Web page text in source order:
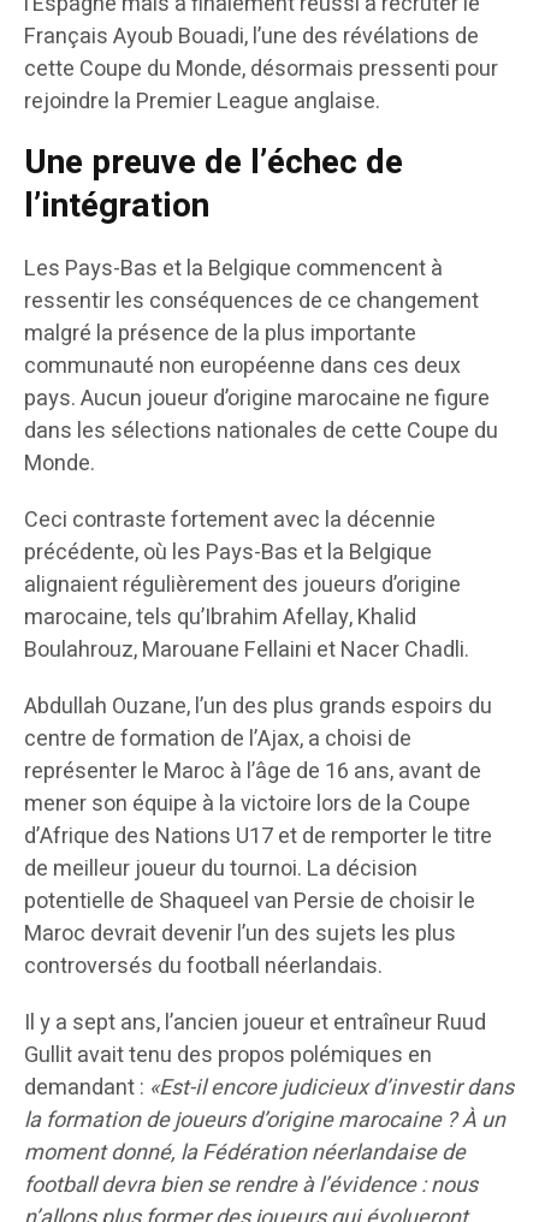
Français Ayoub Bouadi, l’une des révélations de
cette Coupe du Monde, désormais pressenti pour
rejoindre la Premier League anglaise.
Une preuve de l’échec de
l’intégration
Les Pays-Bas et la Belgique commencent à
ressentir les conséquences de ce changement
malgré la présence de la plus importante
communauté non européenne dans ces deux
pays. Aucun joueur d’origine marocaine ne figure
dans les sélections nationales de cette Coupe du
Monde.
Ceci contraste fortement avec la décennie
précédente, où les Pays-Bas et la Belgique
alignaient régulièrement des joueurs d’origine
marocaine, tels qu’Ibrahim Afellay, Khalid
Boulahrouz, Marouane Fellaini et Nacer Chadli.
Abdullah Ouzane, l’un des plus grands espoirs du
centre de formation de l’Ajax, a choisi de
représenter le Maroc à l’âge de 16 ans, avant de
mener son équipe à la victoire lors de la Coupe
d’Afrique des Nations U17 et de remporter le titre
de meilleur joueur du tournoi. La décision
potentielle de Shaqueel van Persie de choisir le
Maroc devrait devenir l’un des sujets les plus
controversés du football néerlandais.
Il y a sept ans, l’ancien joueur et entraîneur Ruud
Gullit avait tenu des propos polémiques en
demandant : «Est-il encore judicieux d’investir dans
la formation de joueurs d’origine marocaine ? À un
moment donné, la Fédération néerlandaise de
football devra bien se rendre à l’évidence : nous